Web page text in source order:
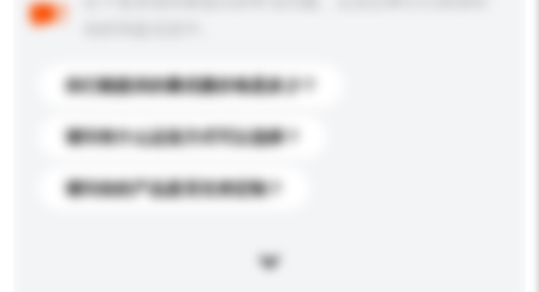
你们能提供的最优惠价格是多少？
请问有什么运送方式可以选择？
请问你的产品是否支持定制？